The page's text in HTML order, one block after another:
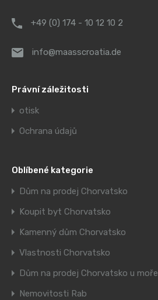
+49 (0) 174 - 10 12 10 2
info@maasscroatia.de
Právní záležitosti
otisk
Ochrana údajů
Oblíbené kategorie
Dům na prodej Chorvatsko
Koupit byt Chorvatsko
Kamenný dům Chorvatsko
Vlastnosti Chorvatsko
Dům na prodej Chorvatsko u moře
Nemovitosti Rab